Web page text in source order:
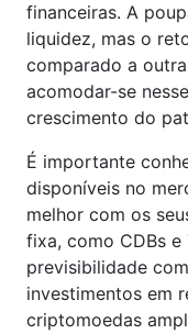
financeiras. A
liquidez, mas o
comparado a
acomodar-se
crescimento do
É importante
disponíveis no
melhor com os
fixa, como CDBs e
previsibilidade
investimentos em
criptomoedas